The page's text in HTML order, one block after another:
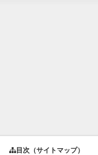
目次（サイトマップ）